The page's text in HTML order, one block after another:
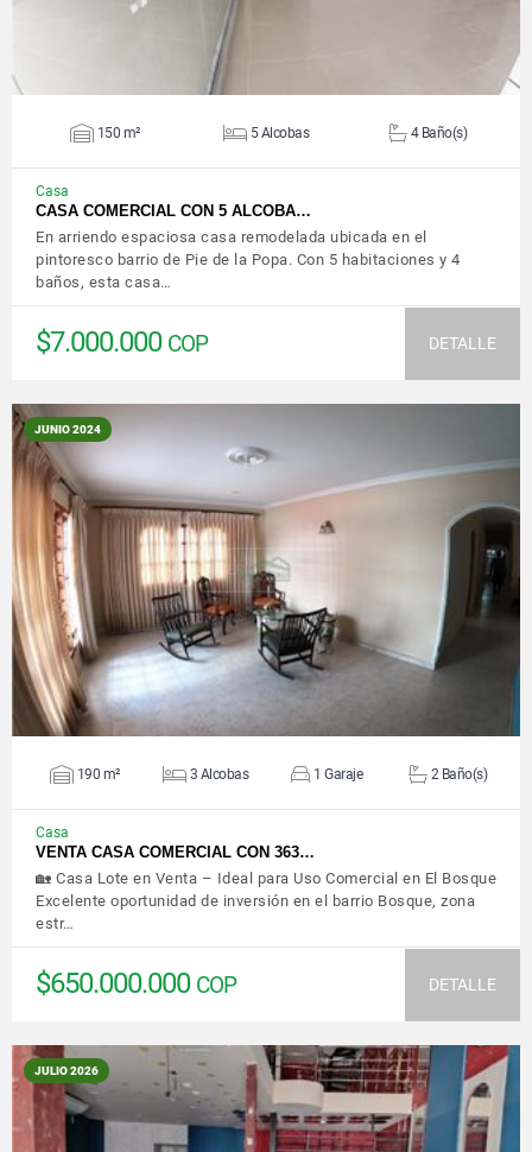
150 m² 5 Alcobas 4 Baño(s)
Casa
CASA COMERCIAL CON 5 ALCOBA…
En arriendo espaciosa casa remodelada ubicada en el
pintoresco barrio de Pie de la Popa. Con 5 habitaciones y 4
baños, esta casa…
$7.000.000 COP DETALLE
JUNIO 2024
VER DETALLES
190 m² 3 Alcobas 1 Garaje 2 Baño(s)
Casa
VENTA CASA COMERCIAL CON 363…
🏡 Casa Lote en Venta – Ideal para Uso Comercial en El Bosque
Excelente oportunidad de inversión en el barrio Bosque, zona
estr…
$650.000.000 COP DETALLE
JULIO 2026